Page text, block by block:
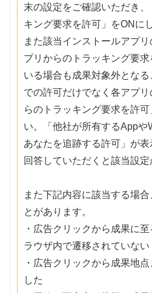
末の設定をご確認いただき
キング要求を許可」をONに
また該当インストールアプ
プリからのトラッキング要
いる場合も成果対象外とな
での許可だけでなく各アプ
らのトラッキング要求を許
い。「他社が所有するAppや
あなたを追跡する許可」が
回答していただくと該当設定
また下記内容に該当する場
とがあります。
・広告クリックから成果に
ラウザ内で遷移されていない
・広告クリックから成果地
した